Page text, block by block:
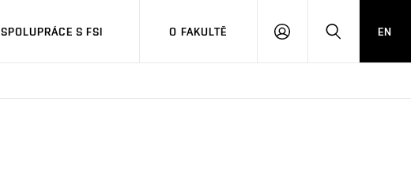
SPOLUPRÁCE S FSI O FAKULTĚ
PŘIHLÁŠENÍHLEDAT
EN